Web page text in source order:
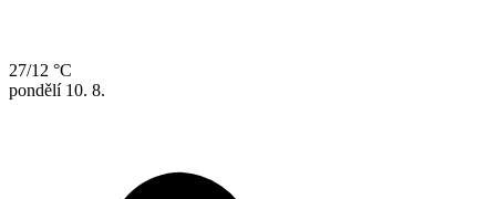
27/12 °C
pondělí 10. 8.